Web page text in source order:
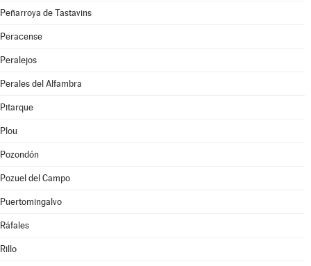
Peñarroya de Tastavins
Peracense
Peralejos
Perales del Alfambra
Pitarque
Plou
Pozondón
Pozuel del Campo
Puertomingalvo
Ráfales
Rillo